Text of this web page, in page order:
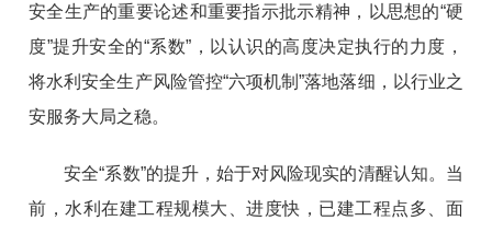
安全生产的重要论述和重要指示批示精神，以思想的“硬
度”提升安全的“系数”，以认识的高度决定执行的力度，
将水利安全生产风险管控“六项机制”落地落细，以行业之
安服务大局之稳。
安全“系数”的提升，始于对风险现实的清醒认知。当
前，水利在建工程规模大、进度快，已建工程点多、面